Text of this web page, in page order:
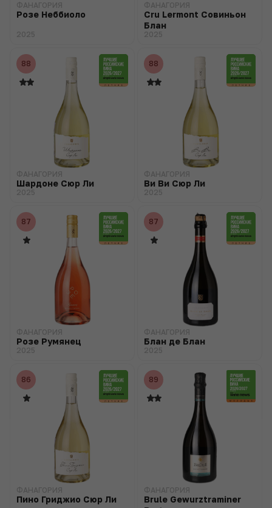
ФАНАГОРИЯ
Розе Неббиоло
2025
ФАНАГОРИЯ
Cru Lermont Совиньон
Блан
2025
88
ФАНАГОРИЯ
Шардоне Сюр Ли
2025
88
ФАНАГОРИЯ
Ви Ви Сюр Ли
2025
87
ФАНАГОРИЯ
Розе Румянец
2025
87
ФАНАГОРИЯ
Блан де Блан
2025
86
ФАНАГОРИЯ
Пино Гриджио Сюр Ли
89
ФАНАГОРИЯ
Brule Gewurztraminer